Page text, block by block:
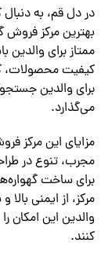
در دل قم، به
بهترین مرکز فروش
ممتاز برای والدین
کیفیت محصولات،
برای والدین
می‌گذارد.
مزایای این مرکز
مجرب، تنوع در
برای ساخت
مرکز، از ایمنی
والدین این امکان
کنند.